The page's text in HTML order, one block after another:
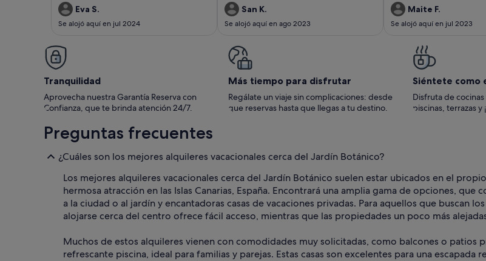
bebida de bienvenida (muchas gracias!)
hasta dejarte bolsa y toallas de playa, termo,
nevera portátil... Susana es un encanto,
necesites. Hemos estado muy a gusto y
hemos disfrutado un montón de la casa y por
supuesto de su bonita zona exterior.
Eva S.
Se alojó aquí en jul 2024
exquisito.
San K.
Se alojó aquí en ago 2023
Maite F.
Se alojó aquí en jul 2023
Tranquilidad
Aprovecha nuestra Garantía Reserva con
Confianza, que te brinda atención 24/7.
Más tiempo para disfrutar
Regálate un viaje sin complicaciones: desde
que reservas hasta que llegas a tu destino.
Siéntete como
Disfruta de
piscinas, terrazas y
Preguntas frecuentes
¿Cuáles son los mejores alquileres vacacionales cerca del Jardín Botánico?
Los mejores alquileres vacacionales cerca del Jardín Botánico suelen estar ubicados en el
hermosa atracción en las Islas Canarias, España. Encontrará una amplia gama de opciones,
a la ciudad o al jardín y encantadoras casas de vacaciones privadas. Para aquellos que buscan
alojarse cerca del centro ofrece fácil acceso, mientras que las propiedades un poco más
Muchos de estos alquileres vienen con comodidades muy solicitadas, como balcones o patios
refrescante piscina, ideal para familias y parejas. Estas casas son excelentes para una escapada